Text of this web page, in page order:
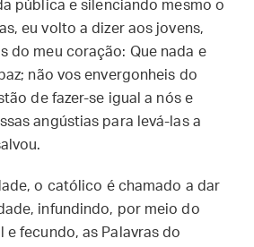
pública e silenciando mesmo o
eu volto a dizer aos jovens,
do meu coração: Que nada e
não vos envergonheis do
de fazer-se igual a nós e
angústias para levá-las a
o católico é chamado a dar
infundindo, por meio do
fecundo, as Palavras do